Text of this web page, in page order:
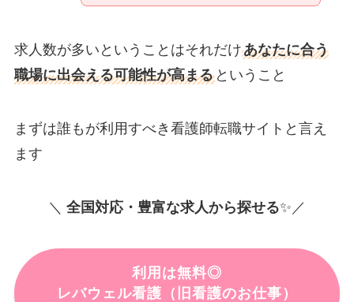
求人数が多いということはそれだけあなたに合う
職場に出会える可能性が高まるということ
まずは誰もが利用すべき看護師転職サイトと言え
ます
＼ 全国対応・豊富な求人から探せる✨／
利用は無料◎
レバウェル看護 （旧 看護のお仕事）